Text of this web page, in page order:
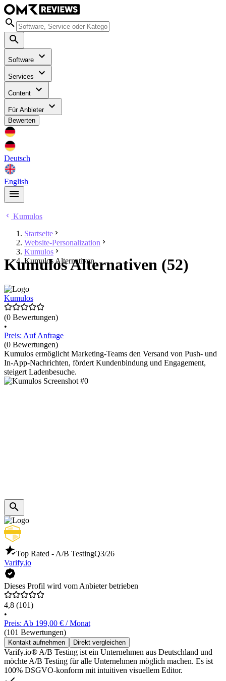
Software
Services
Content
Für Anbieter
Bewerten
Deutsch
English
Kumulos
Startseite
Website-Personalization
Kumulos
Kumulos Alternativen
Kumulos Alternativen (52)
Kumulos
(0 Bewertungen)
•
Preis: Auf Anfrage
(0 Bewertungen)
Kumulos ermöglicht Marketing-Teams den Versand von Push- und
In-App-Nachrichten, fördert Kundenbindung und Engagement,
steigert Ladenbesuche.
Top Rated - A/B TestingQ3/26
Varify.io
Dieses Profil wird vom Anbieter betrieben
4,8 (101)
•
Preis: Ab 199,00 € / Monat
(101 Bewertungen)
Kontakt aufnehmen Direkt vergleichen
Varify.io® A/B Testing ist ein Unternehmen aus Deutschland und
möchte A/B Testing für alle Unternehmen möglich machen. Es ist
100% DSGVO-konform mit intuitiven visuellem Editor.